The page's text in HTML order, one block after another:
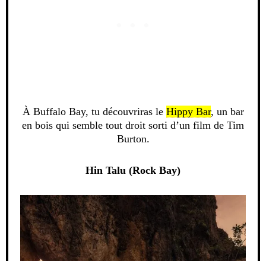
À Buffalo Bay, tu découvriras le Hippy Bar, un bar
en bois qui semble tout droit sorti d’un film de Tim
Burton.
Hin Talu (Rock Bay)